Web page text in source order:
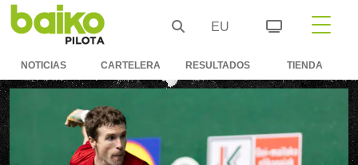
EU
NOTICIAS CARTELERA RESULTADOS TIENDA